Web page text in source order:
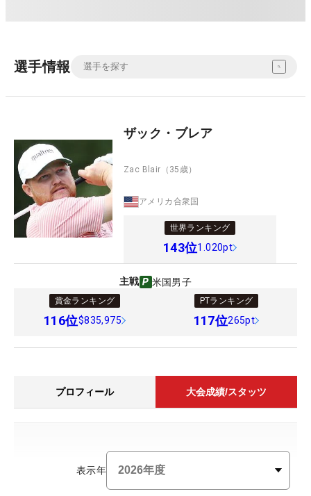
選手情報
ザック・ブレア
Zac Blair （35歳）
アメリカ合衆国
世界ランキング
143位1.020pt
主戦 米国男子
賞金ランキング
116位$835,975
PTランキング
117位265pt
プロフィール 大会成績/スタッツ
表示年